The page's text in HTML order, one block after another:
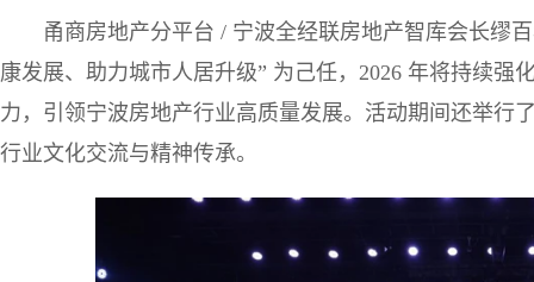
甬商房地产分平台 / 宁波全经联房地产智库会长缪
康发展、助力城市人居升级” 为己任，2026 年将持续强
力，引领宁波房地产行业高质量发展。活动期间还举行
行业文化交流与精神传承。